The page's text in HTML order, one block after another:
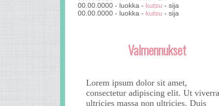
00.00.0000 - luokka - kutsu - sija
00.00.0000 - luokka - kutsu
Valmennukset
Lorem ipsum dolor sit amet,
consectetur adipiscing elit. Ut viverra
ultricies massa non ultricies. Duis